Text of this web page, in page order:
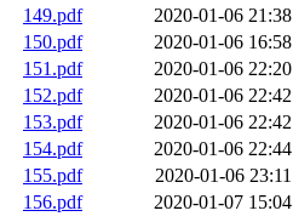
149.pdf
2020-01-06 21:38
150.pdf
2020-01-06 16:58
151.pdf
2020-01-06 22:20
152.pdf
2020-01-06 22:42
153.pdf
2020-01-06 22:42
154.pdf
2020-01-06 22:44
155.pdf
2020-01-06 23:11
156.pdf
2020-01-07 15:04